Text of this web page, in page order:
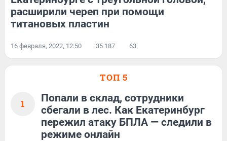
расширили череп при помощи
титановых пластин
16 февраля, 2022, 12:50 35 187 63
ТОП 5
1
Попали в склад, сотрудники
сбегали в лес. Как Екатеринбург
пережил атаку БПЛА — следили в
режиме онлайн